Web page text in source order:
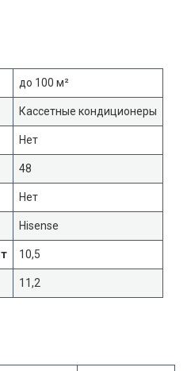
до 100 м²
Кассетные кондиционеры
Нет
48
Нет
Hisense
10,5
11,2